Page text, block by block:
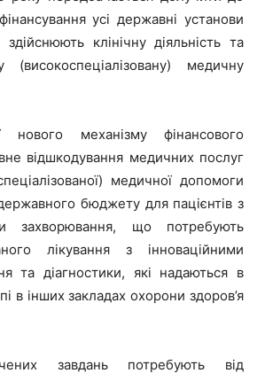
усі державні установи
клінічну діяльність та
(високоспеціалізовану) медичну
нового механізму фінансового
відшкодування медичних послуг
медичної допомоги
бюджету для пацієнтів з
захворювання, що потребують
лікування з інноваційними
та діагностики, які надаються в
в інших закладах охорони здоров’я
завдань потребують від